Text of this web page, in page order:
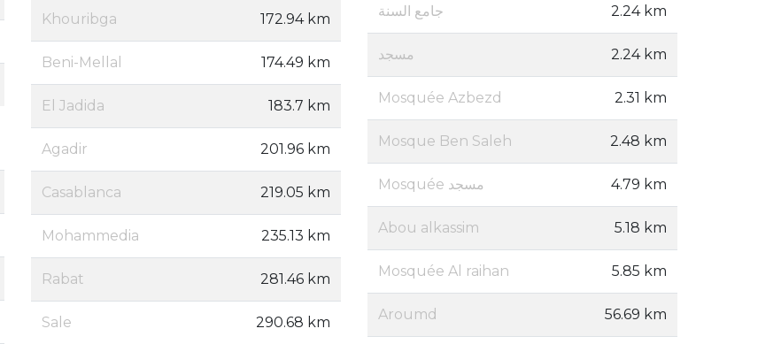
Khouribga 172.94 km
Beni-Mellal 174.49 km
El Jadida 183.7 km
Agadir 201.96 km
Casablanca 219.05 km
Mohammedia 235.13 km
Rabat 281.46 km
Sale 290.68 km
جامع السنة 2.24 km
مسجد 2.24 km
Mosquée Azbezd 2.31 km
Mosque Ben Saleh 2.48 km
Mosquée مسجد 4.79 km
Abou alkassim 5.18 km
Mosquée Al raihan 5.85 km
Aroumd 56.69 km